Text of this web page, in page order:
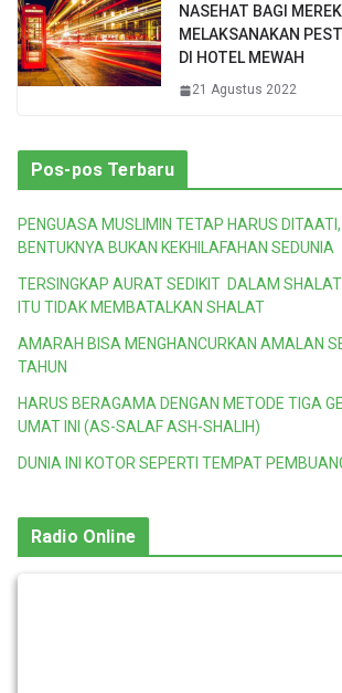
NASEHAT BAGI
MELAKSANAKAN
DI HOTEL MEWAH
21 Agustus 2022
Pos-pos Terbaru
PENGUASA MUSLIMIN TETAP HARUS
BENTUKNYA BUKAN KEKHILAFAHAN SEDUNIA
TERSINGKAP AURAT SEDIKIT DALAM
ITU TIDAK MEMBATALKAN SHALAT
AMARAH BISA MENGHANCURKAN AMALAN
TAHUN
HARUS BERAGAMA DENGAN METODE TIGA
UMAT INI (AS-SALAF ASH-SHALIH)
DUNIA INI KOTOR SEPERTI TEMPAT
Radio Online